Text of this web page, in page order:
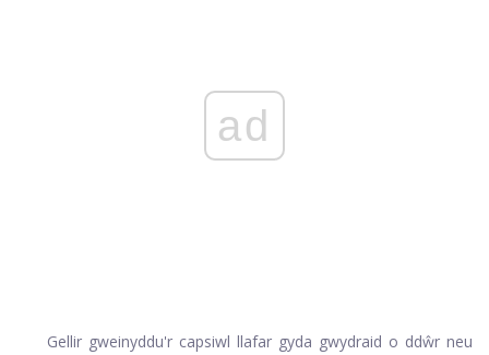
ad
Gellir gweinyddu'r capsiwl llafar gyda gwydraid o ddŵr neu